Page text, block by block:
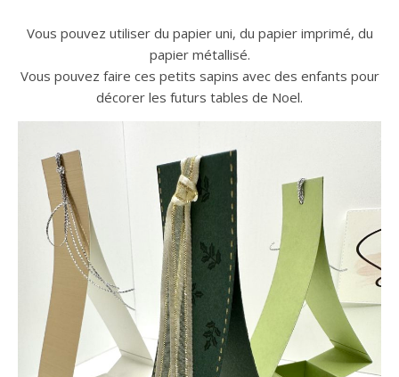
Vous pouvez utiliser du papier uni, du papier imprimé, du
papier métallisé.
Vous pouvez faire ces petits sapins avec des enfants pour
décorer les futurs tables de Noel.